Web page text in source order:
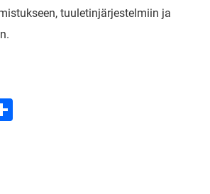
tuuletinjärjestelmiin ja
Share